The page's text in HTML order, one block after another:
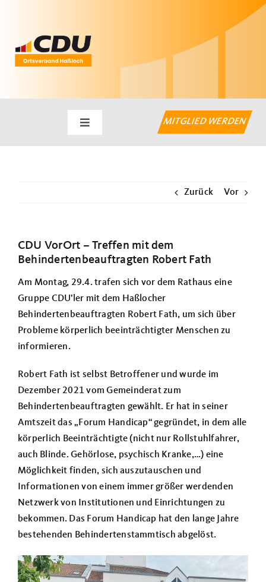
springen
Toggle
Navigation
Termine
MITGLIED WERDEN
Zurück Vor
CDU VorOrt – Treffen mit dem
Behindertenbeauftragten Robert Fath
Am Montag, 29.4. trafen sich vor dem Rathaus eine
Gruppe CDU’ler mit dem Haßlocher
Behindertenbeauftragten Robert Fath, um sich über
Probleme körperlich beeinträchtigter Menschen zu
informieren.
Robert Fath ist selbst Betroffener und wurde im
Dezember 2021 vom Gemeinderat zum
Behindertenbeauftragten gewählt. Er hat in seiner
Amtszeit das „Forum Handicap“ gegründet, in dem alle
körperlich Beeinträchtigte (nicht nur Rollstuhlfahrer,
auch Blinde. Gehörlose, psychisch Kranke,…) eine
Möglichkeit finden, sich auszutauschen und
Informationen von einem immer größer werdenden
Netzwerk von Institutionen und Einrichtungen zu
bekommen. Das Forum Handicap hat den lange Jahre
bestehenden Behindertenstammtisch abgelöst.